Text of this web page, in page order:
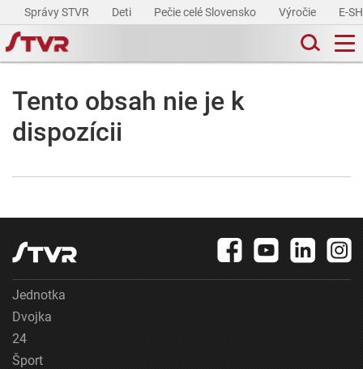
Správy STVR Deti Pečie celé Slovensko Výročie E-
Tento obsah nie je k
dispozícii
Jednotka
Dvojka
24
Šport